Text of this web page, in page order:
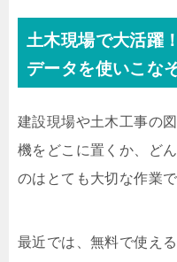
土木現場で大活躍
データを使いこな
建設現場や土木工事の
機をどこに置くか、ど
のはとても大切な作業で
最近では、無料で使え